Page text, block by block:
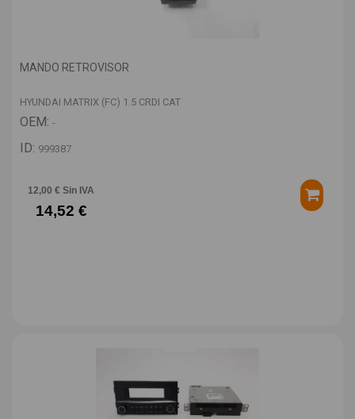
MANDO RETROVISOR
HYUNDAI MATRIX (FC) 1.5 CRDI CAT
OEM: -
ID: 999387
12,00 € Sin IVA
14,52 €